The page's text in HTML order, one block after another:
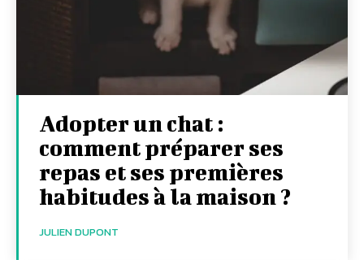
Adopter un chat :
comment préparer ses
repas et ses premières
habitudes à la maison ?
JULIEN DUPONT